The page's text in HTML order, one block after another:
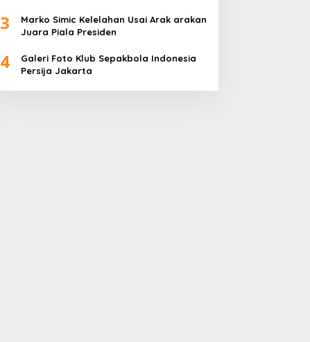
3
Marko Simic Kelelahan Usai Arak arakan
Juara Piala Presiden
4
Galeri Foto Klub Sepakbola Indonesia
Persija Jakarta